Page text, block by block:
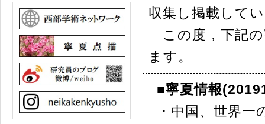
収集し掲載して
この度，下記の
ます。
■寧夏情報
・中国、世界一